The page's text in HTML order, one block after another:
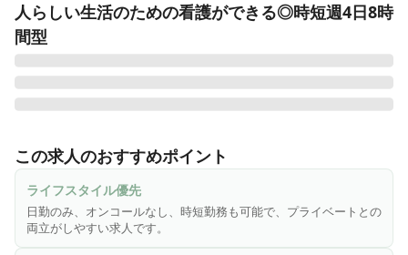
人らしい生活のための看護ができる◎時短週4日8時
間型
せたサービスをお一人お一人のケアプランに基づいて実施い
たします。
お客様自身が自分らしい生活を送れるように、「できるこ
と」「できそうなこと」を引き出し、発見したりすることを
念頭に、コミュニケーションをとりトイレ介助､入浴介助、食
事介助、環境整備、外出援助、余暇活動などの日常生活全般
この求人のおすすめポイント
ライフスタイル優先
日勤のみ、オンコールなし、時短勤務も可能で、プライベートとの
両立がしやすい求人です。